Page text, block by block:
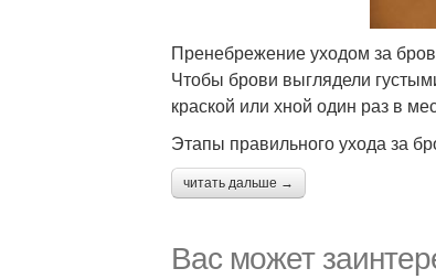
Пренебрежение уходом за
Чтобы брови выглядели
краской или хной один раз в
Этапы правильного ухода за
читать дальше →
Вас может